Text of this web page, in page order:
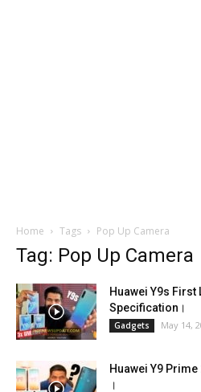
Home Tags Pop Up Camera
Tag: Pop Up Camera
Huawei Y9s First
Specification।
Gadgets May 14,
Huawei Y9
।